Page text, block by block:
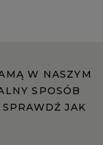
W NASZYM
SPOSÓB
JAK